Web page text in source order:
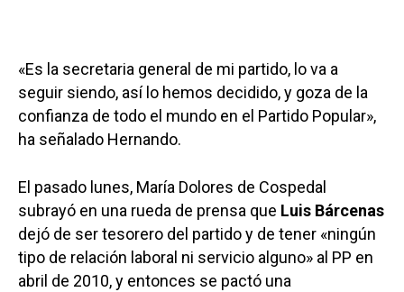
«Es la secretaria general de mi partido, lo va a
seguir siendo, así lo hemos decidido, y goza de la
confianza de todo el mundo en el Partido Popular»,
ha señalado Hernando.
El pasado lunes, María Dolores de Cospedal
subrayó en una rueda de prensa que Luis Bárcenas
dejó de ser tesorero del partido y de tener «ningún
tipo de relación laboral ni servicio alguno» al PP en
abril de 2010, y entonces se pactó una